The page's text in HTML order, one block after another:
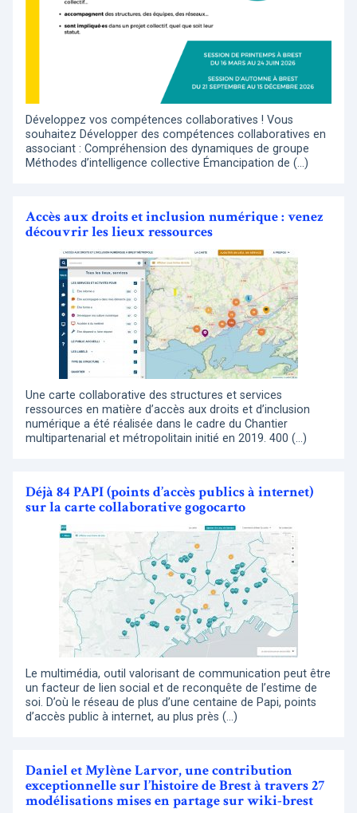
Développez vos compétences collaboratives ! Vous
souhaitez Développer des compétences collaboratives en
associant : Compréhension des dynamiques de groupe
Méthodes d’intelligence collective Émancipation de (…)
Accès aux droits et inclusion numérique : venez
découvrir les lieux ressources
Une carte collaborative des structures et services
ressources en matière d’accès aux droits et d’inclusion
numérique a été réalisée dans le cadre du Chantier
multipartenarial et métropolitain initié en 2019. 400 (…)
Déjà 84 PAPI (points d’accès publics à internet)
sur la carte collaborative gogocarto
Le multimédia, outil valorisant de communication peut être
un facteur de lien social et de reconquête de l’estime de
soi. D’où le réseau de plus d’une centaine de Papi, points
d’accès public à internet, au plus près (…)
Daniel et Mylène Larvor, une contribution
exceptionnelle sur l’histoire de Brest à travers 27
modélisations mises en partage sur wiki-brest